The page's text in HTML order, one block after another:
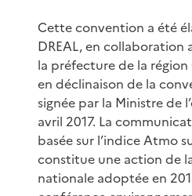
Cette convention a été
DREAL, en collaboration
la préfecture de la région
en déclinaison de la
signée par la Ministre de
avril 2017. La
basée sur l’indice Atmo
constitue une action de
nationale adoptée en